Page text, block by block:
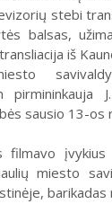
4 5 6
11 12 13
18 19 20
25 26 27
Limanto kalnas
kapinės
stebi
balsas,
iš
pirmininkauja
sausio 13-os
filmavo
miesto
barikadas